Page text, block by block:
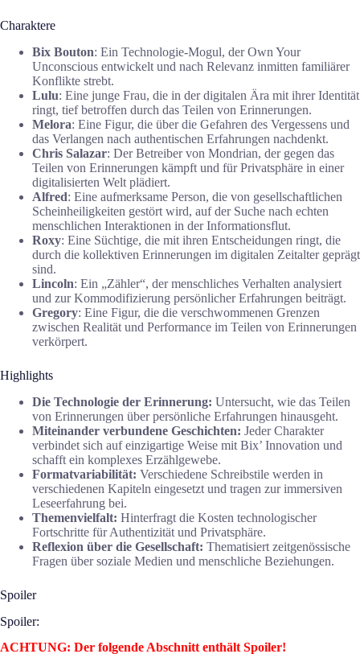
Charaktere
Bix Bouton: Ein Technologie-Mogul, der Own Your
Unconscious entwickelt und nach Relevanz inmitten familiärer
Konflikte strebt.
Lulu: Eine junge Frau, die in der digitalen Ära mit ihrer Identität
ringt, tief betroffen durch das Teilen von Erinnerungen.
Melora: Eine Figur, die über die Gefahren des Vergessens und
das Verlangen nach authentischen Erfahrungen nachdenkt.
Chris Salazar: Der Betreiber von Mondrian, der gegen das
Teilen von Erinnerungen kämpft und für Privatsphäre in einer
digitalisierten Welt plädiert.
Alfred: Eine aufmerksame Person, die von gesellschaftlichen
Scheinheiligkeiten gestört wird, auf der Suche nach echten
menschlichen Interaktionen in der Informationsflut.
Roxy: Eine Süchtige, die mit ihren Entscheidungen ringt, die
durch die kollektiven Erinnerungen im digitalen Zeitalter geprägt
sind.
Lincoln: Ein „Zähler“, der menschliches Verhalten analysiert
und zur Kommodifizierung persönlicher Erfahrungen beiträgt.
Gregory: Eine Figur, die die verschwommenen Grenzen
zwischen Realität und Performance im Teilen von Erinnerungen
verkörpert.
Highlights
Die Technologie der Erinnerung: Untersucht, wie das Teilen
von Erinnerungen über persönliche Erfahrungen hinausgeht.
Miteinander verbundene Geschichten: Jeder Charakter
verbindet sich auf einzigartige Weise mit Bix’ Innovation und
schafft ein komplexes Erzählgewebe.
Formatvariabilität: Verschiedene Schreibstile werden in
verschiedenen Kapiteln eingesetzt und tragen zur immersiven
Leseerfahrung bei.
Themenvielfalt: Hinterfragt die Kosten technologischer
Fortschritte für Authentizität und Privatsphäre.
Reflexion über die Gesellschaft: Thematisiert zeitgenössische
Fragen über soziale Medien und menschliche Beziehungen.
Spoiler
Spoiler:
ACHTUNG: Der folgende Abschnitt enthält Spoiler!